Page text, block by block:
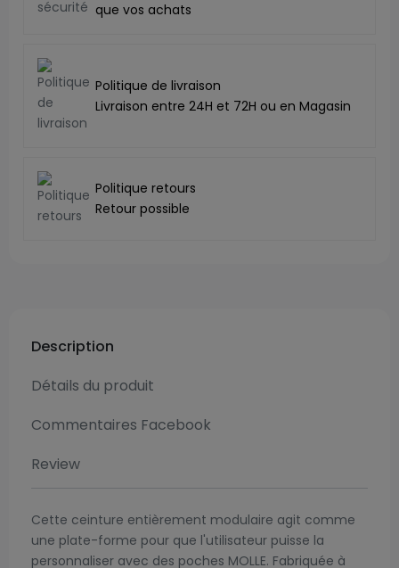
que vos achats
Politique de livraison
Livraison entre 24H et 72H ou en Magasin
Politique retours
Retour possible
Description
Détails du produit
Commentaires Facebook
Review
Cette ceinture entièrement modulaire agit comme
une plate-forme pour que l'utilisateur puisse la
personnaliser avec des poches MOLLE. Fabriquée à